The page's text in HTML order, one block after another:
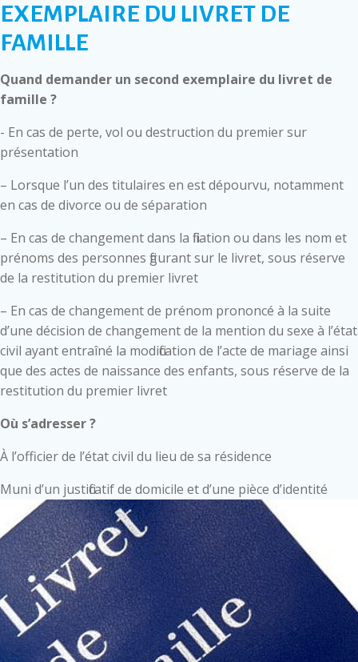
EXEMPLAIRE DU LIVRET DE
FAMILLE
Quand demander un second exemplaire du livret de
famille ?
- En cas de perte, vol ou destruction du premier sur
présentation
– Lorsque l’un des titulaires en est dépourvu, notamment
en cas de divorce ou de séparation
– En cas de changement dans la filiation ou dans les nom et
prénoms des personnes figurant sur le livret, sous réserve
de la restitution du premier livret
– En cas de changement de prénom prononcé à la suite
d’une décision de changement de la mention du sexe à l’état
civil ayant entraîné la modification de l’acte de mariage ainsi
que des actes de naissance des enfants, sous réserve de la
restitution du premier livret
Où s’adresser ?
À l’officier de l’état civil du lieu de sa résidence
Muni d’un justificatif de domicile et d’une pièce d’identité